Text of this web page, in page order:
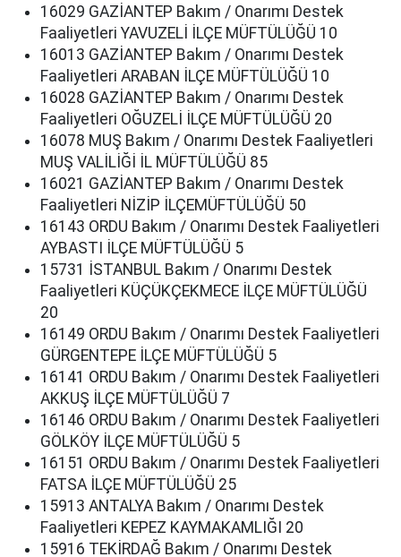
16029 GAZİANTEP Bakım / Onarımı Destek
Faaliyetleri YAVUZELİ İLÇE MÜFTÜLÜĞÜ 10
16013 GAZİANTEP Bakım / Onarımı Destek
Faaliyetleri ARABAN İLÇE MÜFTÜLÜĞÜ 10
16028 GAZİANTEP Bakım / Onarımı Destek
Faaliyetleri OĞUZELİ İLÇE MÜFTÜLÜĞÜ 20
16078 MUŞ Bakım / Onarımı Destek Faaliyetleri
MUŞ VALİLİĞİ İL MÜFTÜLÜĞÜ 85
16021 GAZİANTEP Bakım / Onarımı Destek
Faaliyetleri NİZİP İLÇEMÜFTÜLÜĞÜ 50
16143 ORDU Bakım / Onarımı Destek Faaliyetleri
AYBASTI İLÇE MÜFTÜLÜĞÜ 5
15731 İSTANBUL Bakım / Onarımı Destek
Faaliyetleri KÜÇÜKÇEKMECE İLÇE MÜFTÜLÜĞÜ
20
16149 ORDU Bakım / Onarımı Destek Faaliyetleri
GÜRGENTEPE İLÇE MÜFTÜLÜĞÜ 5
16141 ORDU Bakım / Onarımı Destek Faaliyetleri
AKKUŞ İLÇE MÜFTÜLÜĞÜ 7
16146 ORDU Bakım / Onarımı Destek Faaliyetleri
GÖLKÖY İLÇE MÜFTÜLÜĞÜ 5
16151 ORDU Bakım / Onarımı Destek Faaliyetleri
FATSA İLÇE MÜFTÜLÜĞÜ 25
15913 ANTALYA Bakım / Onarımı Destek
Faaliyetleri KEPEZ KAYMAKAMLIĞI 20
15916 TEKİRDAĞ Bakım / Onarımı Destek